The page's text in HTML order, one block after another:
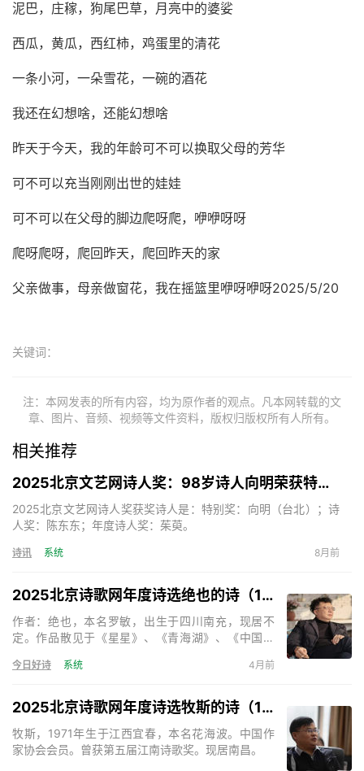
泥巴，庄稼，狗尾巴草，月亮中的婆娑
西瓜，黄瓜，西红柿，鸡蛋里的清花
一条小河，一朵雪花，一碗的酒花
我还在幻想啥，还能幻想啥
昨天于今天，我的年龄可不可以换取父母的芳华
可不可以充当刚刚出世的娃娃
可不可以在父母的脚边爬呀爬，咿咿呀呀
爬呀爬呀，爬回昨天，爬回昨天的家
父亲做事，母亲做窗花，我在摇篮里咿呀咿呀2025/5/20
关键词：
注：本网发表的所有内容，均为原作者的观点。凡本网转载的文
章、图片、音频、视频等文件资料，版权归版权所有人所有。
相关推荐
2025北京文艺网诗人奖：98岁诗人向明荣获特别奖，陈东东荣获诗人奖，茱萸荣获年度诗人奖！
2025北京文艺网诗人奖获奖诗人是：特别奖：向明（台北）；诗
人奖：陈东东；年度诗人奖：茱萸。
诗讯 系统 8月前
2025北京诗歌网年度诗选绝也的诗（15首）
作者：绝也，本名罗敏，出生于四川南充，现居不
定。作品散见于《星星》、《青海湖》、《中国诗
《神的呢喃》、《秋叶集》、《在成都的日子》、
《残梦》等。主编诗歌刊物三十余部。《天下诗歌》
诗刊主编。
今日好诗 系统 4月前
2025北京诗歌网年度诗选牧斯的诗（17首）
牧斯，1971年生于江西宜春，本名花海波。中国作
家协会会员。曾获第五届江南诗歌奖。现居南昌。